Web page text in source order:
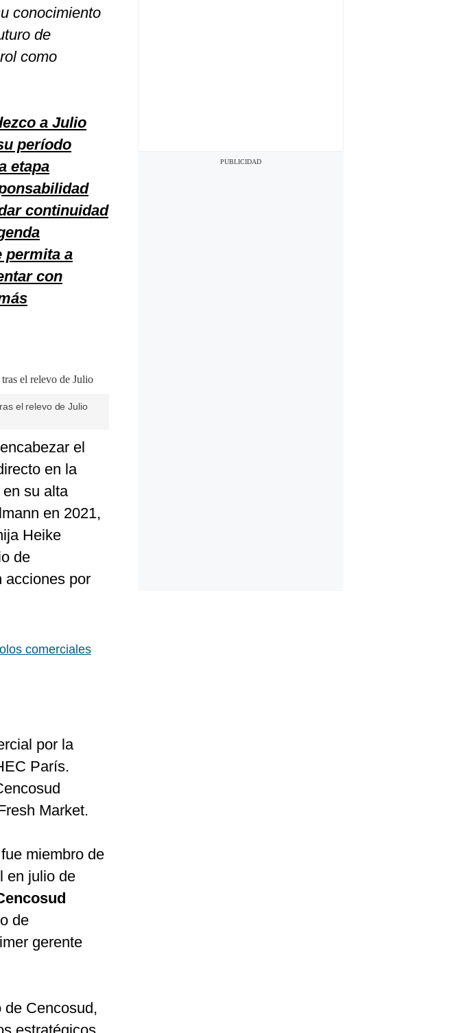
conocimiento
de
como
a Julio
período
etapa
continuidad
permita a
con
el relevo de Julio
el
en la
su alta
en 2021,
Heike
de
acciones por
comerciales
por la
París.
Market.
miembro de
en julio de
de
gerente
de Cencosud,